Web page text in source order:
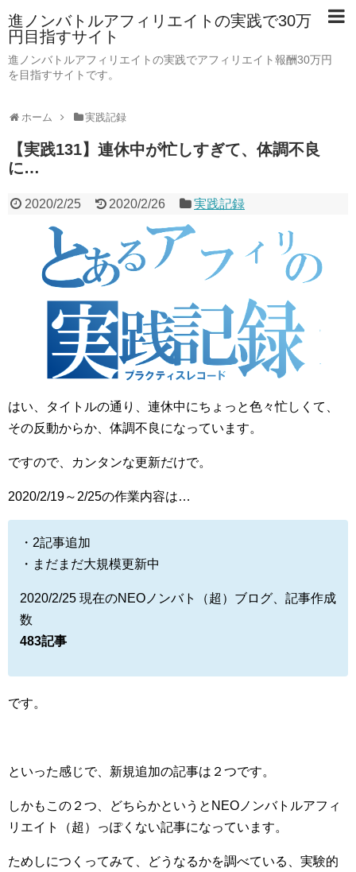
進ノンバトルアフィリエイトの実践で30万
円目指すサイト
進ノンバトルアフィリエイトの実践でアフィリエイト報酬30万円
を目指すサイトです。
ホーム 実践記録
【実践131】連休中が忙しすぎて、体調不良
に…
2020/2/25 2020/2/26 実践記録
はい、タイトルの通り、連休中にちょっと色々忙しくて、
その反動からか、体調不良になっています。
ですので、カンタンな更新だけで。
2020/2/19～2/25の作業内容は…
・2記事追加
・まだまだ大規模更新中
2020/2/25 現在のNEOノンバト（超）ブログ、記事作成
数
483記事
です。
といった感じで、新規追加の記事は２つです。
しかもこの２つ、どちらかというとNEOノンバトルアフィ
リエイト（超）っぽくない記事になっています。
ためしにつくってみて、どうなるかを調べている、実験的